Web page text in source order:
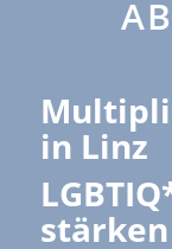
in Linz
stärken